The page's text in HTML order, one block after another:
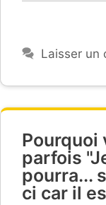
Laisser un
Pourquoi
parfois
pourra...
ci car il